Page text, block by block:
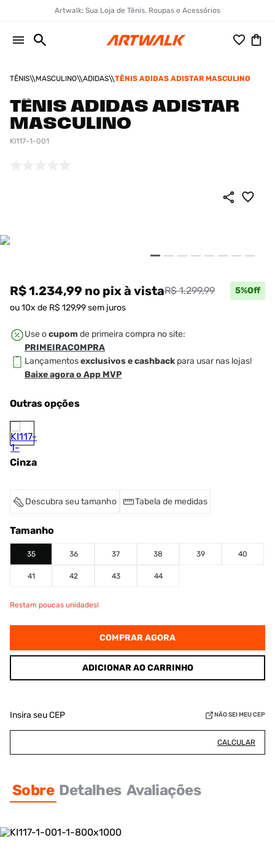
Artwalk: Sua Loja de Tênis, Roupas e Acessórios
TÊNIS MASCULINO ADIDAS TÊNIS ADIDAS ADISTAR MASCULINO
TÊNIS ADIDAS ADISTAR
MASCULINO
KI117-1-001
R$ 1.234,99 no pixà vistaR$ 1.299,99 5%Off
ou10x de R$ 129,99sem juros
Use ocupom de primeira compra no site:
PRIMEIRACOMPRA
Lançamentosexclusivos e cashback para usar nas lojas!
Baixe agora o App MVP
Outras opções
Cinza
Descubra seu tamanho Tabela de medidas
Tamanho
35 36 37 38 39 40
41 42 43 44
Restam poucas unidades!
COMPRAR AGORA
ADICIONAR AO CARRINHO
Insira seu CEP NÃO SEI MEU CEP
CALCULAR
Sobre Detalhes Avaliações